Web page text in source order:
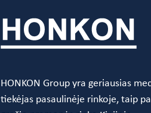
HONKON Group yra geriausias
tiekėjas pasaulinėje rinkoje, taip